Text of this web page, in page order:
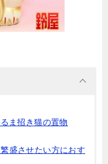
ま招き猫の置物
盛させたい方におす